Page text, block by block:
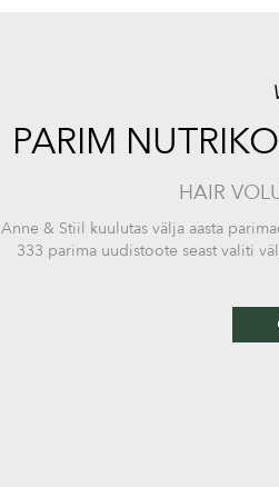
PARIM
HAIR
Anne & Stiil kuulutas välja aasta
333 parima uudistoote seast valiti